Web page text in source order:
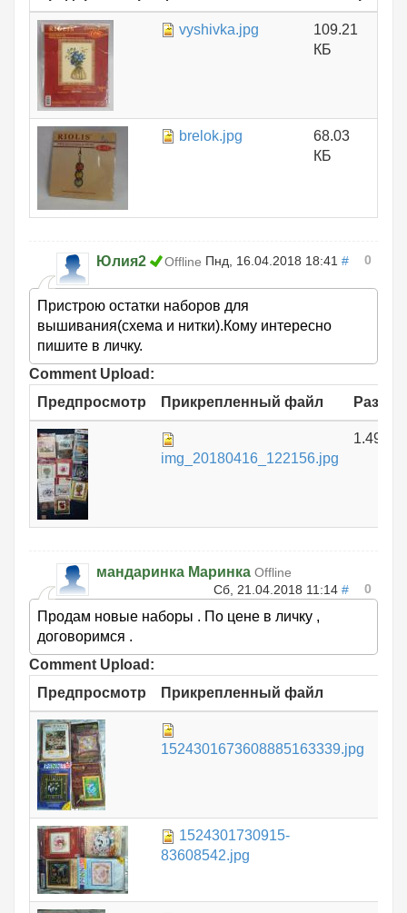
vyshivka.jpg
109.21
КБ
brelok.jpg
68.03
КБ
Юлия2 Offline Пнд, 16.04.2018 18:41 # 0
Пристрою остатки наборов для
вышивания(схема и нитки).Кому интересно
пишите в личку.
Comment Upload:
Предпросмотр
Прикрепленный файл Размер
img_20180416_122156.jpg
1.49 МБ
мандаринка Маринка Offline
Сб, 21.04.2018 11:14 # 0
Продам новые наборы . По цене в личку ,
договоримся .
Comment Upload:
Предпросмотр
Прикрепленный файл
1524301673608885163339.jpg
1524301730915-
83608542.jpg